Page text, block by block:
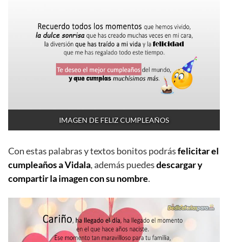
IMAGEN DE FELIZ CUMPLEAÑOS
Con estas palabras y textos bonitos podrásfelicitar el
cumpleaños a Vidala, además puedesdescargar y
compartir la imagen con su nombre.